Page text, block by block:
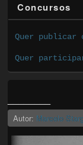
Concursos
Quer publicar
Quer
Autor: Marcelo